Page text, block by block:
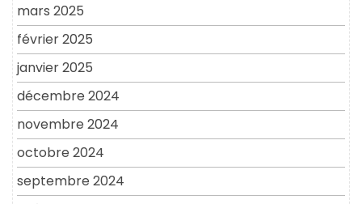
mars 2025
février 2025
janvier 2025
décembre 2024
novembre 2024
octobre 2024
septembre 2024